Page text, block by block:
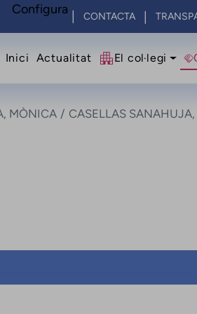
CONTACTA
Navegació
Inici Actualitat El col·legi
MÒNICA CASELLAS
Configura